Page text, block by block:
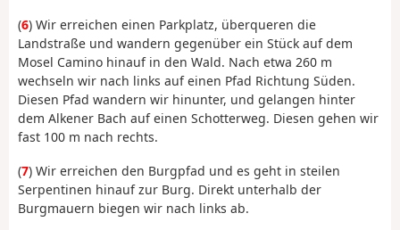
(6) Wir erreichen einen Parkplatz, überqueren die
Landstraße und wandern gegenüber ein Stück auf dem
Mosel Camino hinauf in den Wald. Nach etwa 260 m
wechseln wir nach links auf einen Pfad Richtung Süden.
Diesen Pfad wandern wir hinunter, und gelangen hinter
dem Alkener Bach auf einen Schotterweg. Diesen gehen wir
fast 100 m nach rechts.
(7) Wir erreichen den Burgpfad und es geht in steilen
Serpentinen hinauf zur Burg. Direkt unterhalb der
Burgmauern biegen wir nach links ab.